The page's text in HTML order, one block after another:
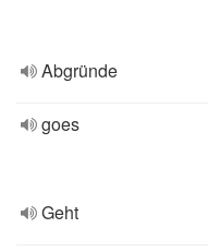
Abgründe
goes
Geht